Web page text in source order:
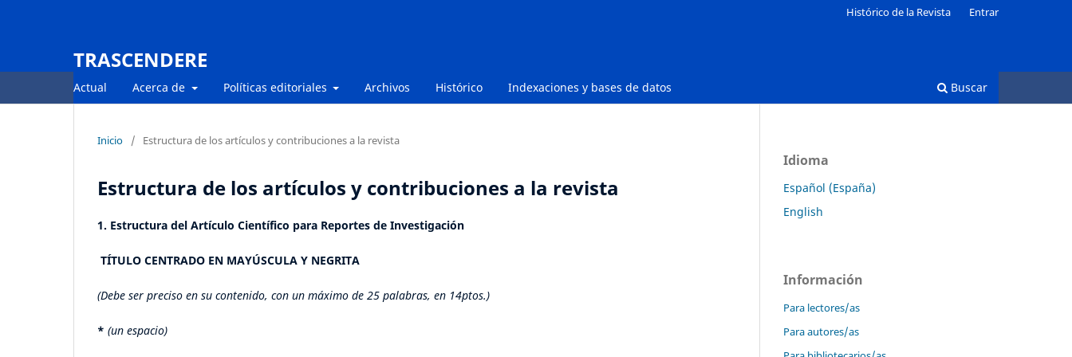
TRASCENDERE
Actual Acerca de Políticas editoriales Archivos Histórico Indexaciones y bases de datos Buscar
Histórico de la Revista Entrar
Inicio / Estructura de los artículos y contribuciones a la revista
Estructura de los artículos y contribuciones a la revista
1. Estructura del Artículo Científico para Reportes de Investigación
TÍTULO CENTRADO EN MAYÚSCULA Y NEGRITA
(Debe ser preciso en su contenido, con un máximo de 25 palabras, en 14ptos.)
* (un espacio)
Idioma
Español (España)
English
Información
Para lectores/as
Para autores/as